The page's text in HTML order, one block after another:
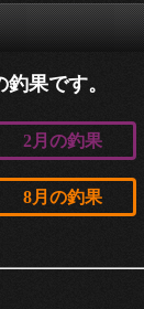
果です。
2月の釣果
8月の釣果